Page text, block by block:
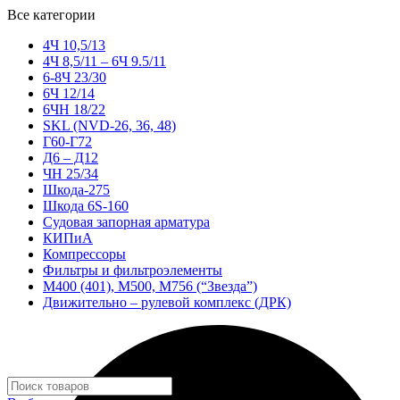
Все категории
4Ч 10,5/13
4Ч 8,5/11 – 6Ч 9.5/11
6-8Ч 23/30
6Ч 12/14
6ЧН 18/22
SKL (NVD-26, 36, 48)
Г60-Г72
Д6 – Д12
ЧН 25/34
Шкода-275
Шкода 6S-160
Судовая запорная арматура
КИПиА
Компрессоры
Фильтры и фильтроэлементы
М400 (401), М500, М756 (“Звезда”)
Движительно – рулевой комплекс (ДРК)